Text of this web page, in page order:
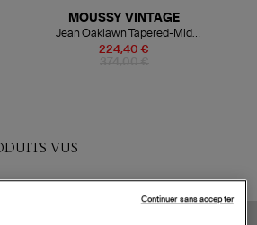
224,40 €
MOUSSY VINTAGE
Jean Oaklawn Tapered-Mid
Black
VUS
Continuer sans accepter